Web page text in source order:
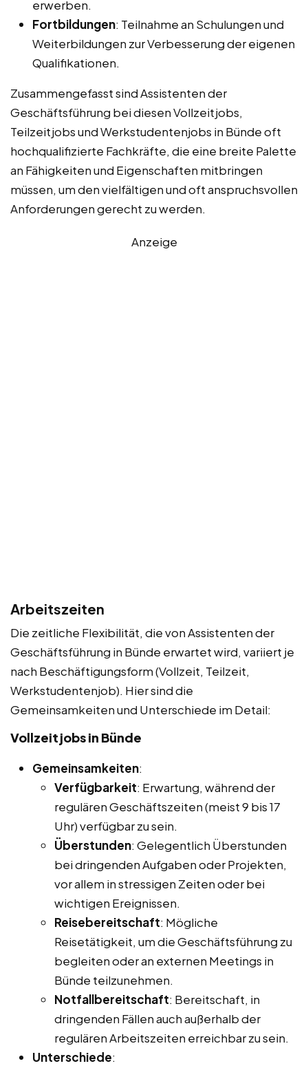
erwerben.
Fortbildungen: Teilnahme an Schulungen und
Weiterbildungen zur Verbesserung der eigenen
Qualifikationen.
Zusammengefasst sind Assistenten der
Geschäftsführung bei diesen Vollzeitjobs,
Teilzeitjobs und Werkstudentenjobs in Bünde oft
hochqualifizierte Fachkräfte, die eine breite Palette
an Fähigkeiten und Eigenschaften mitbringen
müssen, um den vielfältigen und oft anspruchsvollen
Anforderungen gerecht zu werden.
Anzeige
Arbeitszeiten
Die zeitliche Flexibilität, die von Assistenten der
Geschäftsführung in Bünde erwartet wird, variiert je
nach Beschäftigungsform (Vollzeit, Teilzeit,
Werkstudentenjob). Hier sind die
Gemeinsamkeiten und Unterschiede im Detail:
Vollzeitjobs in Bünde
Gemeinsamkeiten:
Verfügbarkeit: Erwartung, während der
regulären Geschäftszeiten (meist 9 bis 17
Uhr) verfügbar zu sein.
Überstunden: Gelegentlich Überstunden
bei dringenden Aufgaben oder Projekten,
vor allem in stressigen Zeiten oder bei
wichtigen Ereignissen.
Reisebereitschaft: Mögliche
Reisetätigkeit, um die Geschäftsführung zu
begleiten oder an externen Meetings in
Bünde teilzunehmen.
Notfallbereitschaft: Bereitschaft, in
dringenden Fällen auch außerhalb der
regulären Arbeitszeiten erreichbar zu sein.
Unterschiede: